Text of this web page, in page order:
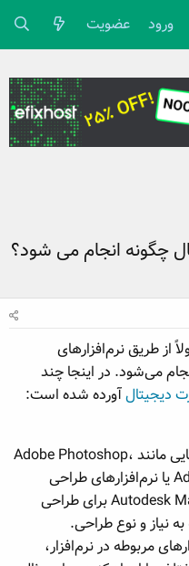
ورود عضویت
چگونه انجام می شود؟
از طریق نرم‌افزارهای
می‌شود. در اینجا چند
دیجیتالآورده شده است:
: ابزارهایی مانند Adobe Photoshop،
Adobe Illustrator، CorelDRAW یا نرم‌افزارهای طراحی
سه‌بعدی مانند Blender یا Autodesk Maya برای طراحی
نیاز و نوع طراحی.
مربوطه در نرم‌افزار،